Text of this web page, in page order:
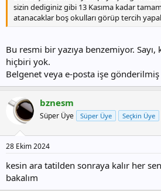
sizin dediginiz gibi 13 Kasıma kadar
atanacaklar boş okulları görüp tercih
Bu resmi bir yazıya benzemiyor.
hiçbiri yok.
Belgenet veya e-posta işe
bznesm
Süper Üye Süper Üye Seçkin Üye
28 Ekim 2024
kesin ara tatilden sonraya kalır her
bakalım